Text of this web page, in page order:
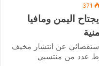
371
اليمن ومافيا
عن انتشار مخيف
عدد من منتسبي